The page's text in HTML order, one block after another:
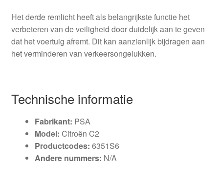
Het derde remlicht heeft als belangrijkste functie het
verbeteren van de veiligheid door duidelijk aan te geven
dat het voertuig afremt. Dit kan aanzienlijk bijdragen aan
het verminderen van verkeersongelukken.
Technische informatie
Fabrikant: PSA
Model: Citroën C2
Productcodes: 6351S6
Andere nummers: N/A